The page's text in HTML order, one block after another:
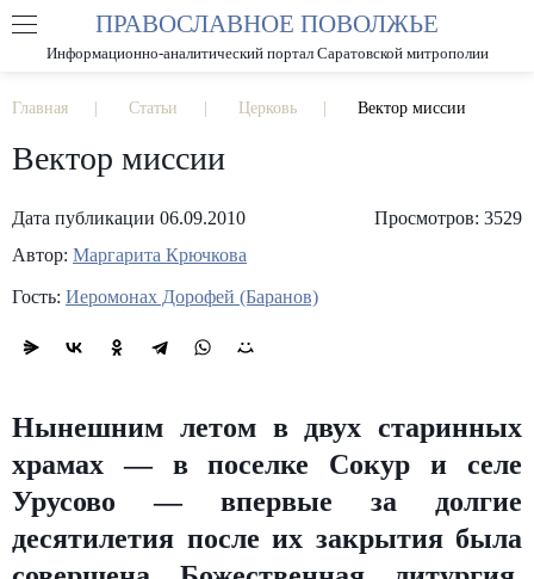
РАЗМЕР ШРИФТА А А
ПРАВОСЛАВНОЕ ПОВОЛЖЬЕ
Информационно-аналитический портал Саратовской митрополии
Главная Статьи Церковь Вектор миссии
Вектор миссии
Дата публикации 06.09.2010
Просмотров: 3529
Автор: Маргарита Крючкова
Гость: Иеромонах Дорофей (Баранов)
Нынешним летом в двух старинных
храмах — в поселке Сокур и селе
Урусово — впервые за долгие
десятилетия после их закрытия была